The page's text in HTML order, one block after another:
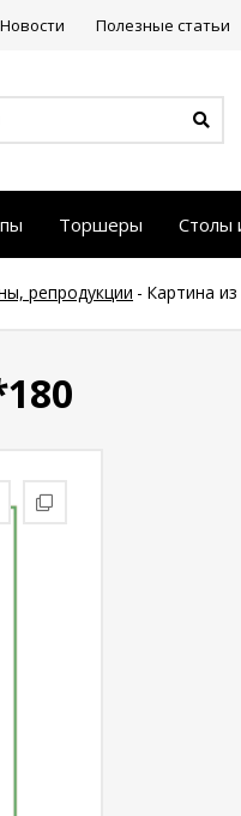
Новости Полезные статьи
Торшеры Столы
репродукции - Картина